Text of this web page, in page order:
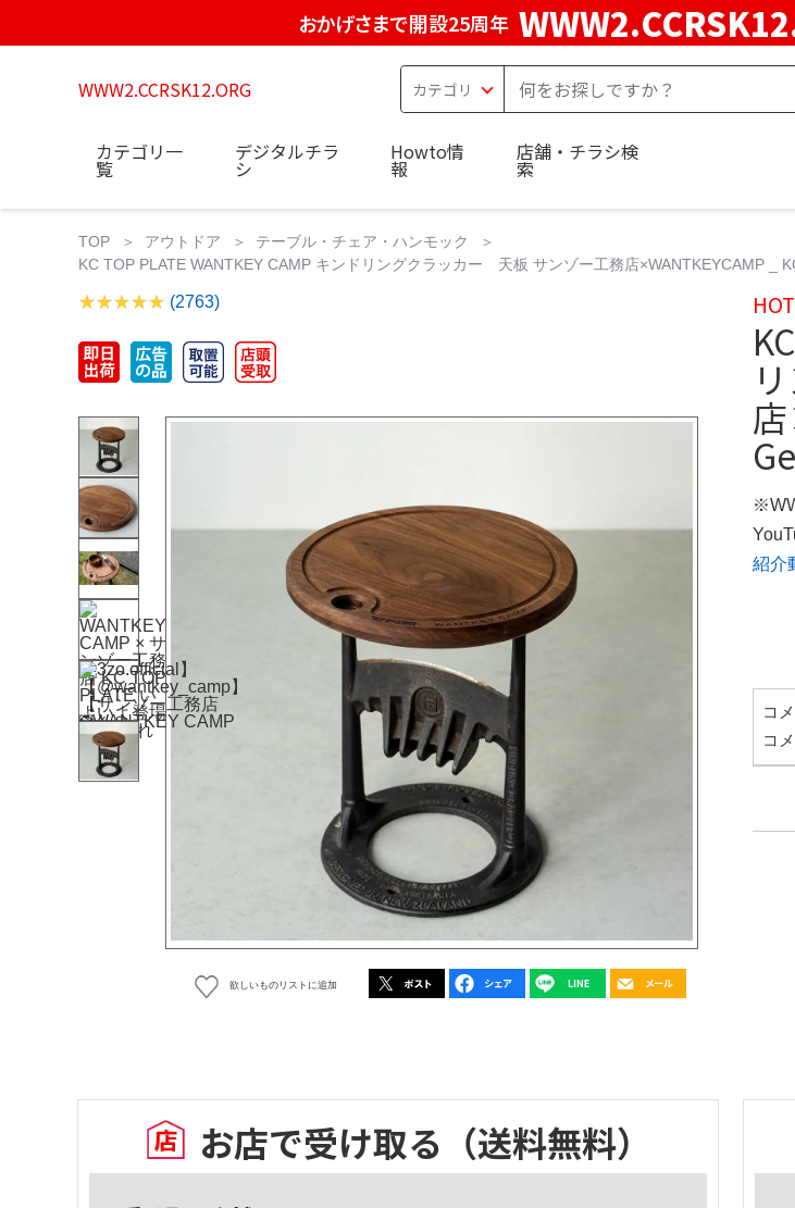
おかげさまで開設25周年
WWW2.CCRSK12.ORG
カテゴリ一
覧
デジタルチラ
シ
Howto情
報
店舗・チラシ検
索
TOP アウトドア
テーブル・チェア・ハンモック
KC TOP PLATE WANTKEY CAMP キンドリングクラッカー 天板 サンゾー工務店×WANTKEYCAMP _
(2763)
欲しいものリストに追加
紹介
コ
コ
お店で受け取る （送料無料）